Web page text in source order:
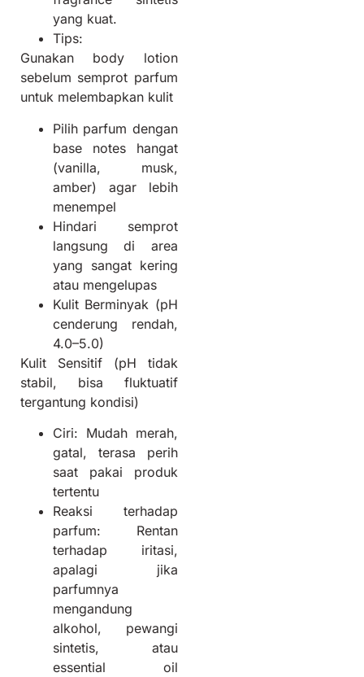
yang kuat.
Tips:
Gunakan body lotion
sebelum semprot parfum
untuk melembapkan kulit
Pilih parfum dengan
base notes hangat
(vanilla, musk,
amber) agar lebih
menempel
Hindari semprot
langsung di area
yang sangat kering
atau mengelupas
Kulit Berminyak (pH
cenderung rendah,
4.0–5.0)
Kulit Sensitif (pH tidak
stabil, bisa fluktuatif
tergantung kondisi)
Ciri: Mudah merah,
gatal, terasa perih
saat pakai produk
tertentu
Reaksi terhadap
parfum: Rentan
terhadap iritasi,
apalagi jika
parfumnya
mengandung
alkohol, pewangi
sintetis, atau
essential oil